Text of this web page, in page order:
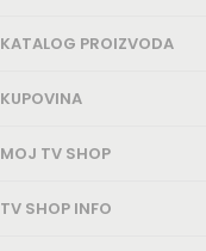
KATALOG PROIZVODA
KUPOVINA
MOJ TV SHOP
TV SHOP INFO